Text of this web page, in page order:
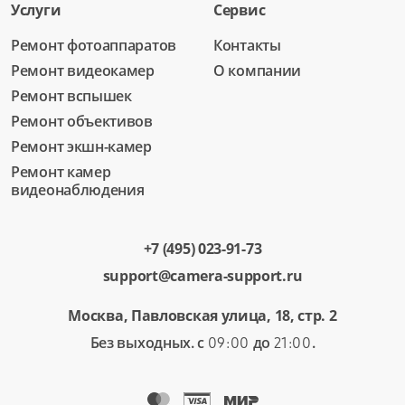
Услуги
Ремонт фотоаппаратов
Ремонт видеокамер
Ремонт вспышек
Ремонт объективов
Ремонт экшн-камер
Ремонт камер
видеонаблюдения
Сервис
Контакты
О компании
+7 (495) 023-91-73
support@camera-support.ru
Москва, Павловская улица, 18, стр. 2
Без выходных. с 09:00 до 21:00.